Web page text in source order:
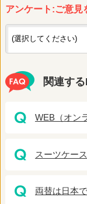
アンケート:ご意見
関連す
WEB（オン
スーツケー
両替は日本